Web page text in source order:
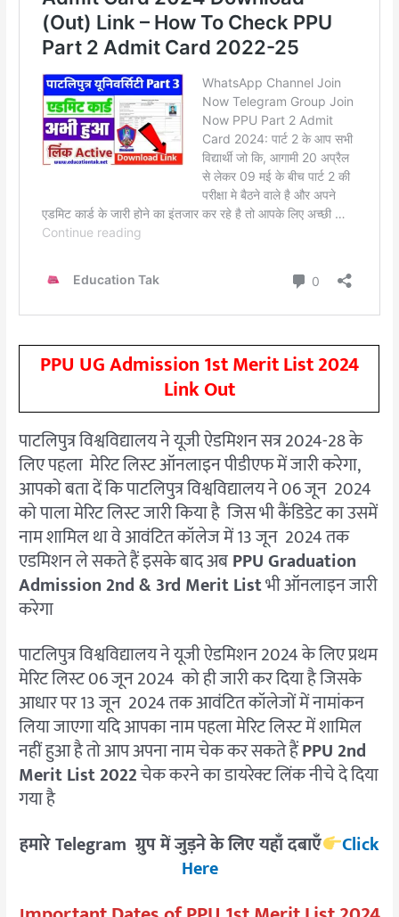
PPU UG Admission 1st Merit List 2024
Link Out
पाटलिपुत्र विश्वविद्यालय ने यूजी ऐडमिशन सत्र 2024-28 के
लिए पहला मेरिट लिस्ट ऑनलाइन पीडीएफ में जारी करेगा,
आपको बता दें कि पाटलिपुत्र विश्वविद्यालय ने 06 जून 2024
को पाला मेरिट लिस्ट जारी किया है जिस भी कैंडिडेट का उसमें
नाम शामिल था वे आवंटित कॉलेज में 13 जून 2024 तक
एडमिशन ले सकते हैं इसके बाद अबPPU Graduation
Admission 2nd & 3rd Merit Listभी ऑनलाइन जारी
करेगा
पाटलिपुत्र विश्वविद्यालय ने यूजी ऐडमिशन 2024 के लिए प्रथम
मेरिट लिस्ट 06 जून 2024 को ही जारी कर दिया है जिसके
आधार पर 13 जून 2024 तक आवंटित कॉलेजों में नामांकन
लिया जाएगा यदि आपका नाम पहला मेरिट लिस्ट में शामिल
नहीं हुआ है तो आप अपना नाम चेक कर सकते हैंPPU 2nd
Merit List 2022चेक करने का डायरेक्ट लिंक नीचे दे दिया
गया है
हमारे Telegram ग्रुप में जुड़ने के लिए यहाँ दबाएँ
Click
Here